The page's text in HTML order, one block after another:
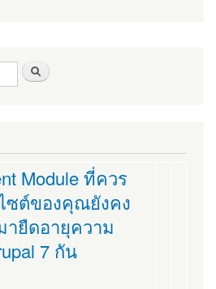
Module ที่ควร
ซต์ของคุณยังคง
ายืดอายุความ
7 กัน